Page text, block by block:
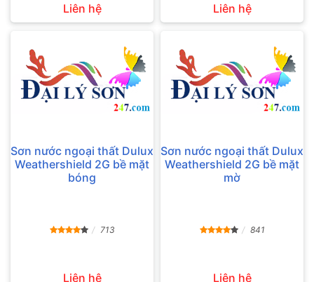
Liên hệ Liên hệ
Sơn nước ngoại thất Dulux
Weathershield 2G bề mặt
bóng
713
Liên hệ
Sơn nước ngoại thất Dulux
Weathershield 2G bề mặt
mờ
841
Liên hệ